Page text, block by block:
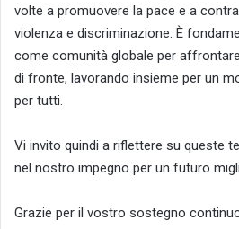
volte a promuovere la pace e a
violenza e discriminazione. È
come comunità globale per
di fronte, lavorando insieme per un
per tutti.
Vi invito quindi a riflettere su queste
nel nostro impegno per un futuro
Grazie per il vostro sostegno